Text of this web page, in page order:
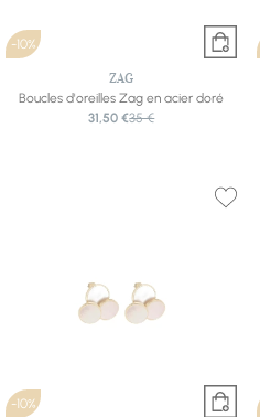
-10%
ZAG
Boucles d'oreilles Zag en acier doré
31,50 €35 €
-10%